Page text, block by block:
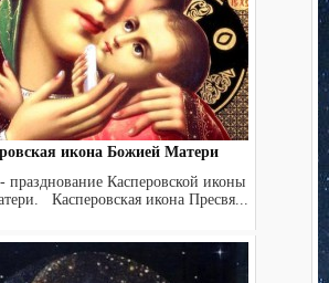
икона Божией Матери
празднование Касперовской иконы
Касперовская икона Пресвя...